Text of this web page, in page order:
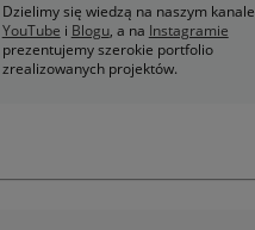
Dzielimy się wiedzą na naszym kanale
YouTube i Blogu, a na Instagramie
prezentujemy szerokie portfolio
zrealizowanych projektów.